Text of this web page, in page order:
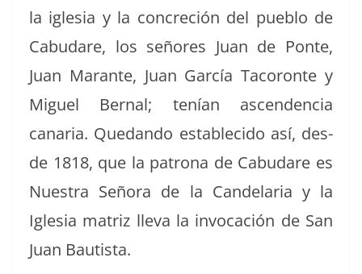
la igle­sia y la con­cre­ción del pueblo de
Cabu­dare, los señores Juan de Ponte,
Juan Marante, Juan Gar­cía Tacoro­nte y
Miguel Bernal; tenían ascen­den­cia
canaria. Quedan­do estable­ci­do así, des­
de 1818, que la patrona de Cabu­dare es
Nues­tra Seño­ra de la Can­de­lar­ia y la
Igle­sia matriz lle­va la invo­cación de San
Juan Bautista.